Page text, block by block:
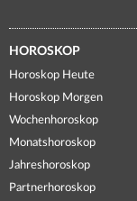
HOROSKOP
Horoskop Heute
Horoskop Morgen
Wochenhoroskop
Monatshoroskop
Jahreshoroskop
Partnerhoroskop